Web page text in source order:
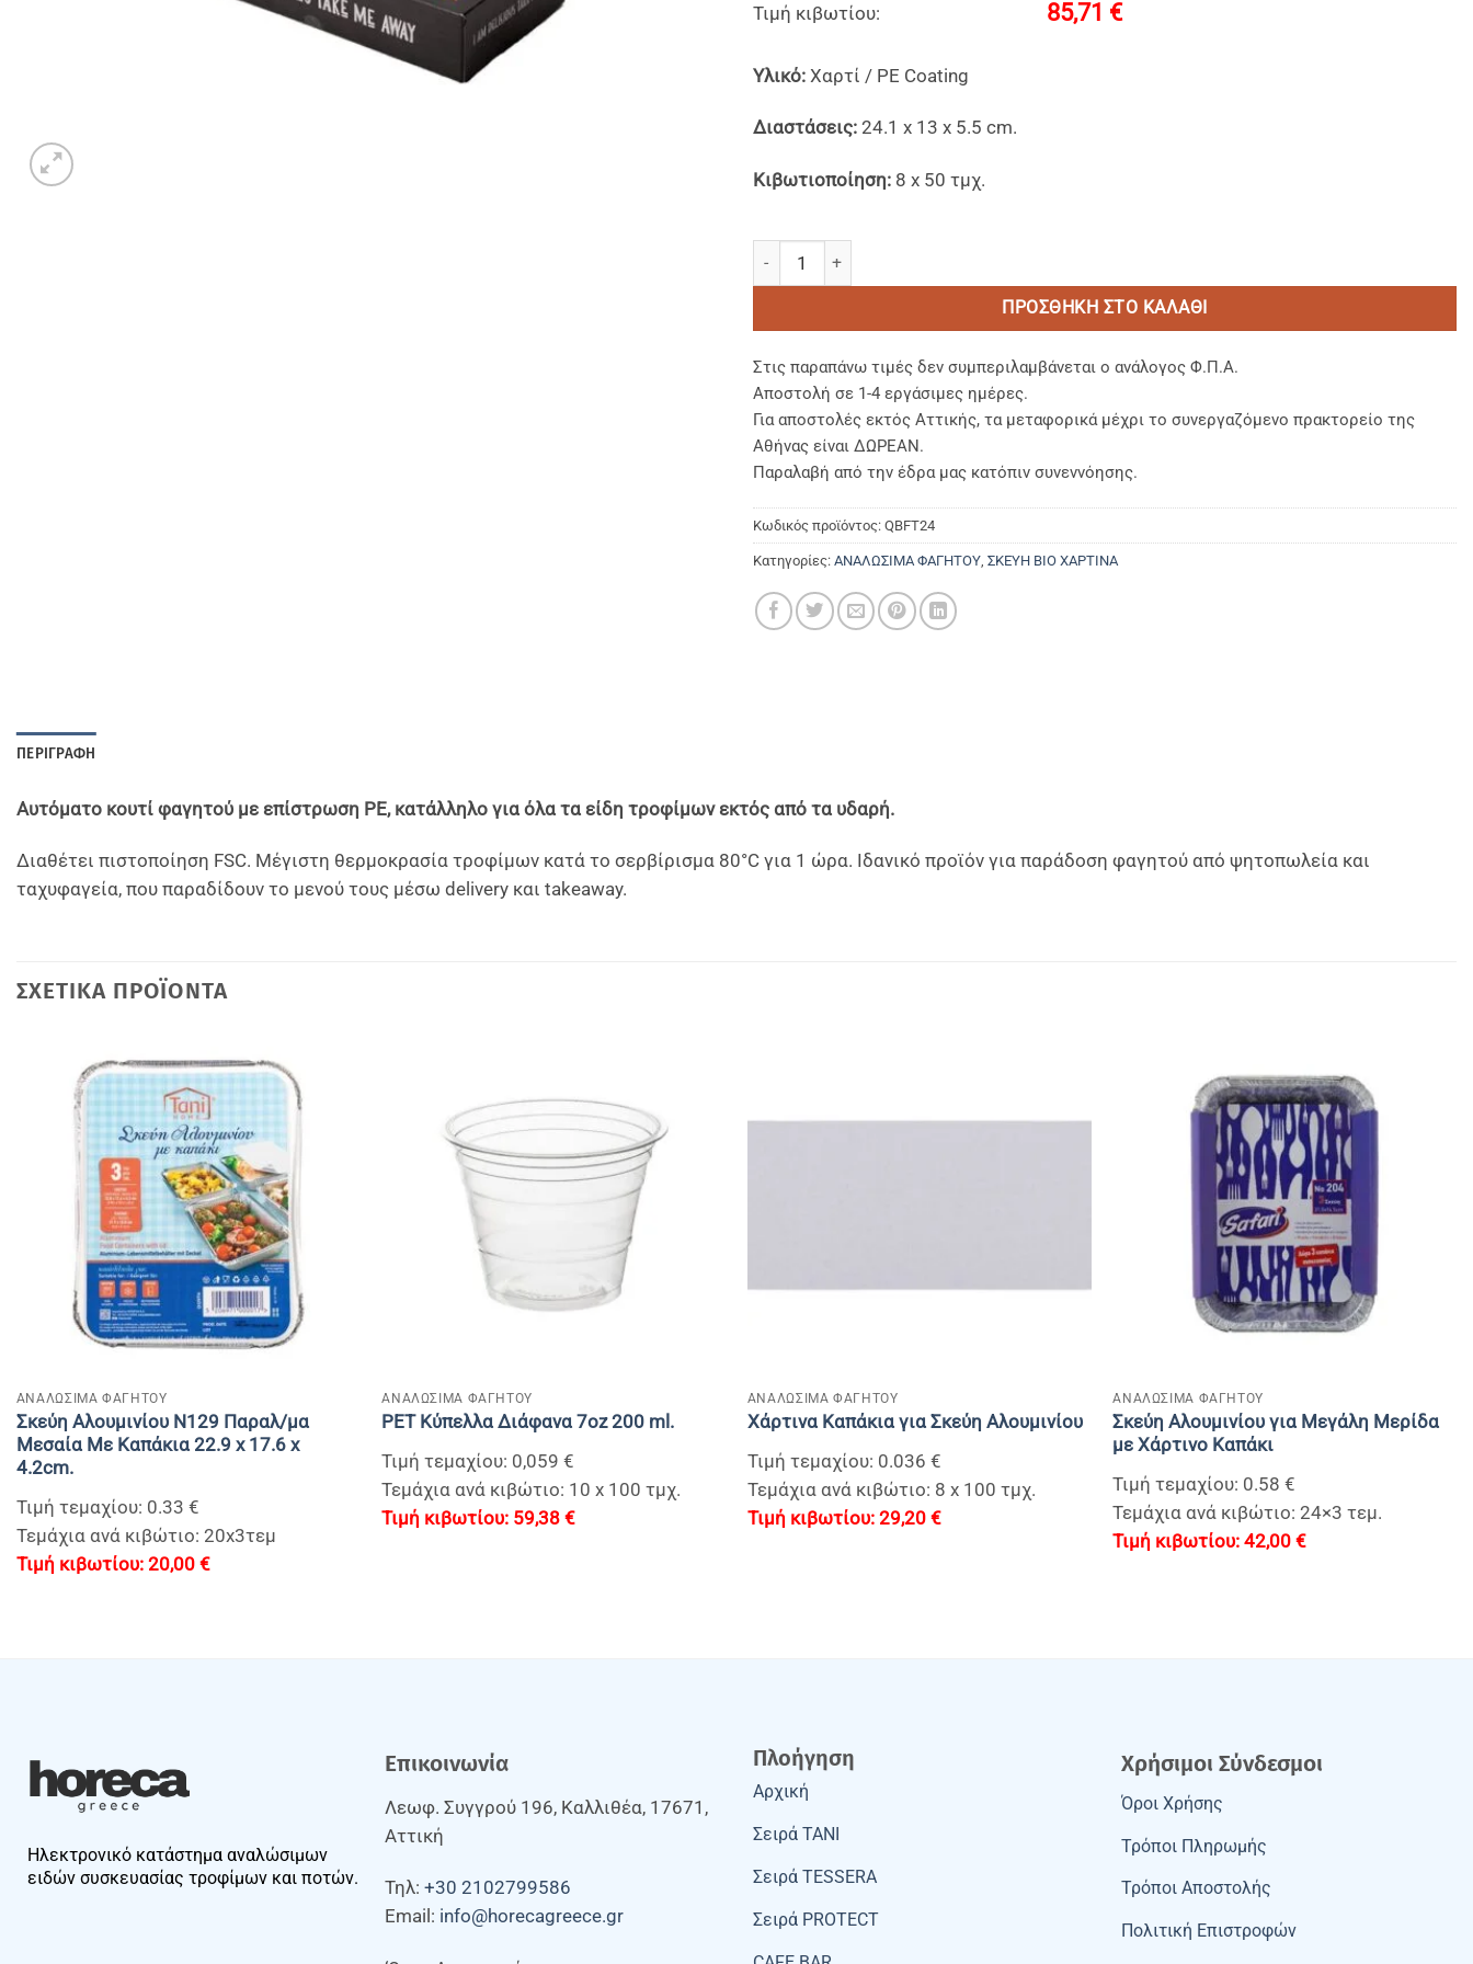
Τιμή κιβωτίου: 85,71 €
Yλικό: Χαρτί / PE Coating
Διαστάσεις: 24.1 x 13 x 5.5 cm.
Κιβωτιοποίηση: 8 x 50 τμχ.
ΠΡΟΣΘΉΚΗ ΣΤΟ ΚΑΛΆΘΙ
Στις παραπάνω τιμές δεν συμπεριλαμβάνεται ο ανάλογος Φ.Π.Α.
Αποστολή σε 1-4 εργάσιμες ημέρες.
Για αποστολές εκτός Αττικής, τα μεταφορικά μέχρι το συνεργαζόμενο πρακτορείο της
Αθήνας είναι ΔΩΡΕΑΝ.
Παραλαβή από την έδρα μας κατόπιν συνεννόησης.
Κωδικός προϊόντος: QBFT24
Κατηγορίες: ΑΝΑΛΩΣΙΜΑ ΦΑΓΗΤΟΥ ΣΚΕΥΗ ΒΙΟ ΧΑΡΤΙΝΑ
ΠΕΡΙΓΡΑΦΉ
Αυτόματο κουτί φαγητού με επίστρωση PE, κατάλληλο για όλα τα είδη τροφίμων εκτός από τα υδαρή.
Διαθέτει πιστοποίηση FSC. Μέγιστη θερμοκρασία τροφίμων κατά το σερβίρισμα 80°C για 1 ώρα. Ιδανικό προϊόν για παράδοση φαγητού από ψητοπωλεία και
ταχυφαγεία, που παραδίδουν το μενού τους μέσω delivery και takeaway.
ΣΧΕΤΙΚΆ ΠΡΟΪΌΝΤΑ
ΑΝΑΛΩΣΙΜΑ ΦΑΓΗΤΟΥ
Σκεύη Αλουμινίου Ν129 Παραλ/μα
Μεσαία Με Καπάκια 22.9 x 17.6 x
4.2cm.
Τιμή τεμαχίου: 0.33 €
Τεμάχια ανά κιβώτιο: 20x3τεμ
20,00 €
ΑΝΑΛΩΣΙΜΑ ΦΑΓΗΤΟΥ
PET Κύπελλα Διάφανα 7οz 200 ml.
Τιμή τεμαχίου: 0,059 €
Τεμάχια ανά κιβώτιο: 10 x 100 τμχ.
59,38€
ΑΝΑΛΩΣΙΜΑ ΦΑΓΗΤΟΥ
Χάρτινα Καπάκια για Σκεύη Αλουμινίου
Τιμή τεμαχίου: 0.036 €
Τεμάχια ανά κιβώτιο: 8 x 100 τμχ.
29,20 €
ΑΝΑΛΩΣΙΜΑ ΦΑΓΗΤΟΥ
Σκεύη Αλουμινίου για Μεγάλη Μερίδα
με Χάρτινο Καπάκι
Τιμή τεμαχίου: 0.58 €
Τεμάχια ανά κιβώτιο: 24×3 τεμ.
42,00€
Ηλεκτρονικό κατάστημα αναλώσιμων
ειδών συσκευασίας τροφίμων και ποτών.
Επικοινωνία
Λεωφ. Συγγρού 196, Καλλιθέα, 17671,
Αττική
Τηλ: +30 2102799586
Email: info@horecagreece.gr
Πλοήγηση
Αρχική
Σειρά TANI
Σειρά TESSERA
Σειρά PROTECT
Χρήσιμοι Σύνδεσμοι
Όροι Χρήσης
Τρόποι Πληρωμής
Τρόποι Αποστολής
Πολιτική Επιστροφών